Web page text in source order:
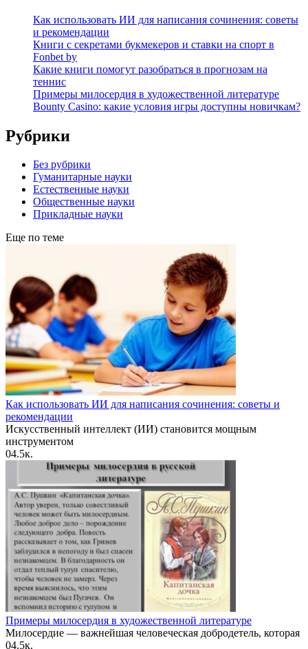
Как использовать ИИ для написания сочинения: советы
и рекомендации
Книги с секретами букмекеров и ставки на спорт в
Fonbet by
Какие книги помогут разобраться в прогнозам на
теннис
Примеры милосердия в художественной литературе
Bounty Casino: какие условия игры доступны новичкам?
Рубрики
Без рубрики
Гуманитарные науки
Естественные науки
Общественные науки
Прикладные науки
Еще по теме
Как использовать ИИ для написания сочинения: советы и
рекомендации
Искусственный интеллект (ИИ) становится мощным
инструментом
04.5к.
Примеры милосердия в художественной литературе
Милосердие — важнейшая человеческая добродетель, которая
04.5к.